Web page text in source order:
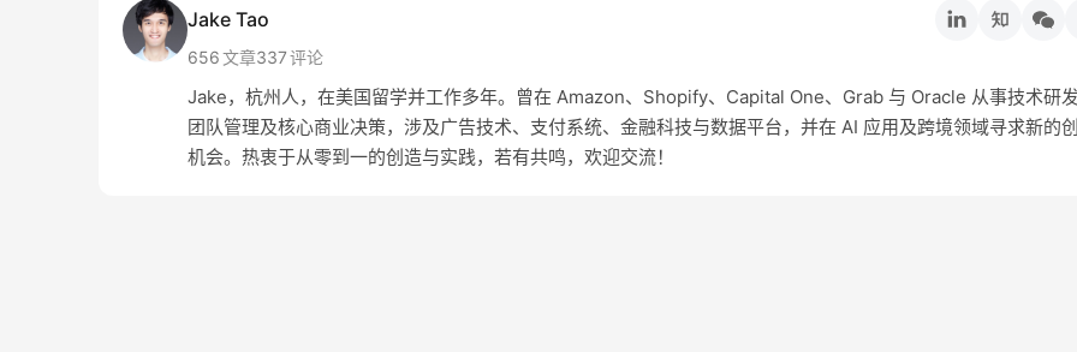
Jake Tao
656文章337评论
Jake，杭州人，在美国留学并工作多年。曾在 Amazon、Shopify、Capital One、Grab 与 Oracle 从事技术研发
团队管理及核心商业决策，涉及广告技术、支付系统、金融科技与数据平台，并在 AI 应用及跨境领域寻求新的
机会。热衷于从零到一的创造与实践，若有共鸣，欢迎交流！